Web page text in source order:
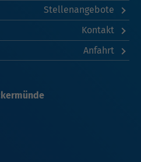
Stellenangebote
Kontakt
Anfahrt